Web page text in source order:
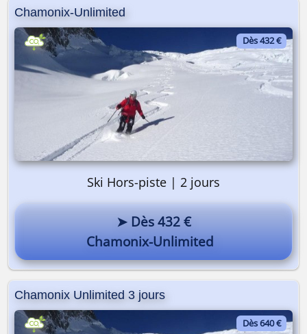
Chamonix-Unlimited
Dès 432 €
Ski Hors-piste | 2 jours
➤ Dès 432 €
Chamonix-Unlimited
Chamonix Unlimited 3 jours
Dès 640 €